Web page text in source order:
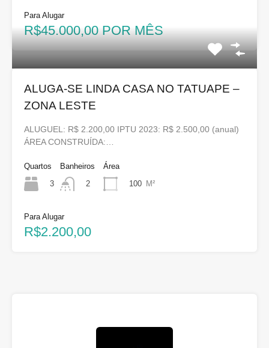
Para Alugar
R$45.000,00 POR MÊS
ALUGA-SE LINDA CASA NO TATUAPE –
ZONA LESTE
ALUGUEL: R$ 2.200,00 IPTU 2023: R$ 2.500,00 (anual)
ÁREA CONSTRUÍDA:…
Quartos
3
Banheiros
2
Área
100 M²
Para Alugar
R$2.200,00